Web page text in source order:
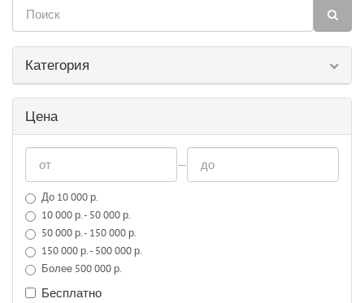
Категория
Цена
—
До 10 000 р.
10 000 р. - 50 000 р.
50 000 р. - 150 000 р.
150 000 р. - 500 000 р.
Более 500 000 р.
Бесплатно